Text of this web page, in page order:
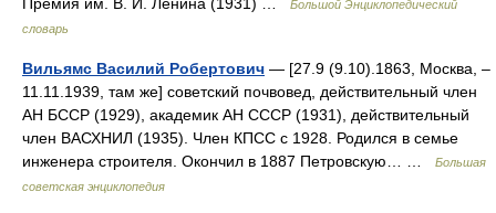
Большой Энциклопедический
словарь
Вильямс Василий Робертович — [27.9 (9.10).1863, Москва, ‒
11.11.1939, там же] советский почвовед, действительный член
АН БССР (1929), академик АН СССР (1931), действительный
член ВАСХНИЛ (1935). Член КПСС с 1928. Родился в семье
инженера строителя. Окончил в 1887 Петровскую… …
Большая
советская энциклопедия